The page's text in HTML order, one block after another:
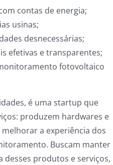
contas de energia;
usinas;
desnecessárias;
efetivas e transparentes;
fotovoltaico
é uma startup que
produzem hardwares e
a experiência dos
Buscam manter
desses produtos e serviços,